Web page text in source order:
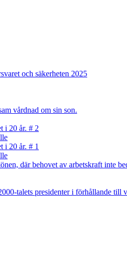
och säkerheten 2025
vårdnad om sin son.
i 20 år. # 2
i 20 år. # 1
där behovet av arbetskraft inte
talets presidenter i förhållande till